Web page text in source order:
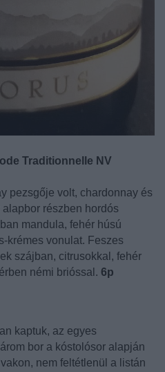
Traditionnelle NV
pezsgője volt, chardonnay és
részben hordós
mandula, fehér húsú
krémes vonulat. Feszes
szájban, citrusokkal, fehér
némi brióssal. 6p
kaptuk, az egyes
bor a kóstolósor alapján
nem feltétlenül a listán